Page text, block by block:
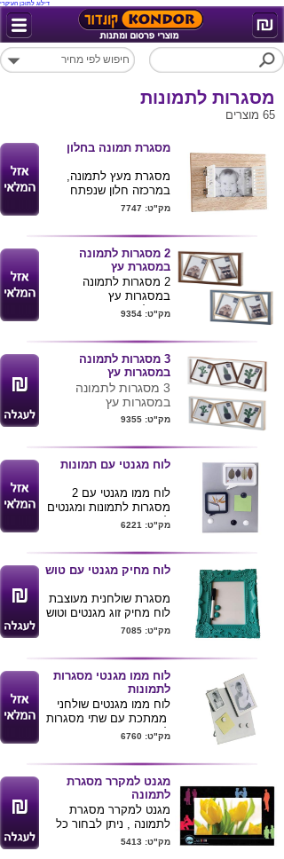
דילוג לתוכן העיקרי
מסגרות לתמונות
65 מוצרים
מסגרת תמונה בחלון
מסגרת מעץ לתמונה,
במרכזה חלון שנפתח
ונסגר ובתוכו ממוקמת
מקסים ודקורטיבי, עיצוב
מודרני עם נגיעה של
וינטאג' אשר משדרגת את
חלל החדר/ המשרד.
מתאימה לתמונה בגודל
4*6 אינץ' , 17*22 ס"מ.
ניתן להדפיס לוגו על גבי
מק"ט: 7747
2 מסגרות לתמונה
במסגרת עץ
2 מסגרות לתמונה
במסגרות עץ
ניתן למתג את המוצר
מידות מסגרת 10*15
מק"ט: 9354
3 מסגרות לתמונה
במסגרות עץ
3 מסגרות לתמונה
במסגרות עץ
ניתן למתג את המוצר
מידות מסגרת 10*15
מק"ט: 9355
לוח מגנטי עם תמונות
לוח ממו מגנטי עם 2
מסגרות לתמונות ומגנטים
להשארת הודעות , ניתן
או להניחו על השולחן .
מידות : 28X38 ס"מ
מק"ט: 6221
לוח מחיק מגנטי עם טוש
מסגרת שולחנית מעוצבת
לוח מחיק זוג מגנטים וטוש
מחיק צבע טורקיז ,
מק"ט: 7085
לוח ממו מגנטי מסגרות
לתמונות
לוח ממו מגנטים שולחני
ממתכת עם שתי מסגרות
לתמונה
מק"ט: 6760
מגנט למקרר מסגרת
לתמונה
מגנט למקרר מסגרת
לתמונה , ניתן לבחור כל
מידה שהיא , הדפסת
מק"ט: 5413